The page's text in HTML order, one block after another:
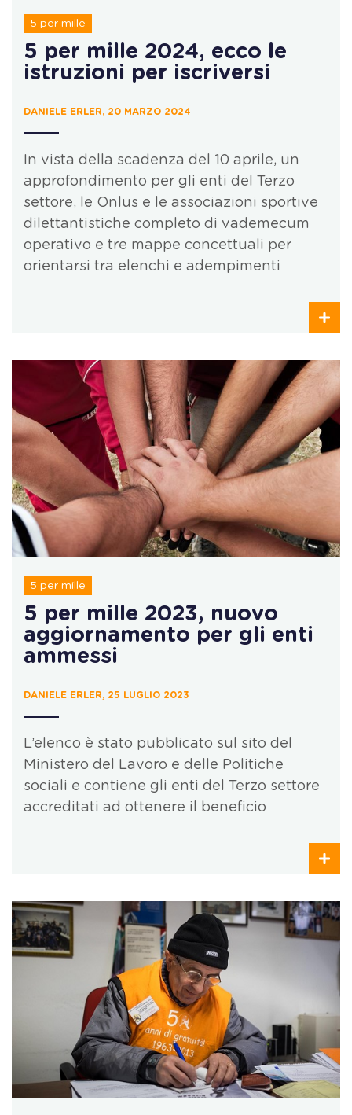
5 per mille
5 per mille 2024, ecco le
istruzioni per iscriversi
DANIELE ERLER, 20 MARZO 2024
In vista della scadenza del 10 aprile, un
approfondimento per gli enti del Terzo
settore, le Onlus e le associazioni sportive
dilettantistiche completo di vademecum
operativo e tre mappe concettuali per
orientarsi tra elenchi e adempimenti
5 per mille
5 per mille 2023, nuovo
aggiornamento per gli enti
ammessi
DANIELE ERLER, 25 LUGLIO 2023
L’elenco è stato pubblicato sul sito del
Ministero del Lavoro e delle Politiche
sociali e contiene gli enti del Terzo settore
accreditati ad ottenere il beneficio